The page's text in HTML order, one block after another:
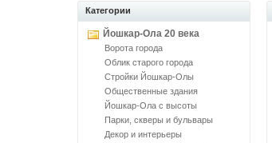
Категории
Йошкар-Ола 20 века
Ворота города
Облик старого города
Стройки Йошкар-Олы
Общественные здания
Йошкар-Ола с высоты
Парки, скверы и бульвары
Декор и интерьеры